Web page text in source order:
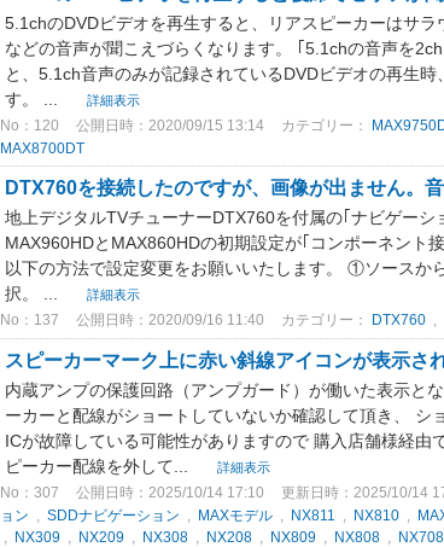
5.1chのDVDビデオを再生すると、リアスピーカーはサ
などの音声が聞こえづらくなります。 ｢5.1chの音声を
と、5.1ch音声のみが記録されているDVDビデオの再生
す。 ...
詳細表示
No：120 公開日時：2020/09/15 13:14 カテゴリー：
MAX8700DT
DTX760を接続したのですが、画像が出ません。音
地上デジタルTVチューナーDTX760を付属の｢ナビゲーシ
MAX960HDとMAX860HDの初期設定が｢コンポーネント
以下の方法で設定変更をお願いいたします。 ①ソースか
択。 ...
詳細表示
No：137 公開日時：2020/09/16 11:40 カテゴリー： DTX760 ,
スピーカーマーク上に赤い斜線アイコンが表示さ
内蔵アンプの保護回路（アンプガード）が働いた表示と
ーカーと配線がショートしていないか確認して頂き、 シ
ICが故障している可能性がありますので 購入店舗様経
ピーカー配線を外して...
詳細表示
No：307 公開日時：2025/10/14 17:10 更新日時：2025/10/14
ョン , SDDナビゲーション , MAXモデル , NX811 , NX810 ,
, NX309 , NX209 , NX308 , NX208 , NX809 , NX808 , NX708